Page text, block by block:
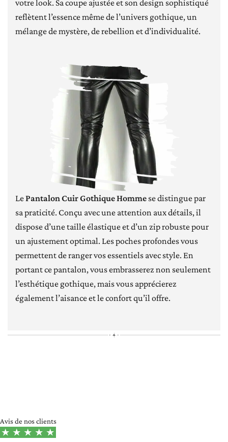
votre look. Sa coupe ajustée et son design sophistiqué
reflètent l’essence même de l’univers gothique, un
mélange de mystère, de rebellion et d’individualité.
LePantalon Cuir Gothique Homme se distingue par
sa praticité. Conçu avec une attention aux détails, il
dispose d’une taille élastique et d’un zip robuste pour
un ajustement optimal. Les poches profondes vous
permettent de ranger vos essentiels avec style. En
portant ce pantalon, vous embrasserez non seulement
l’esthétique gothique, mais vous apprécierez
également l’aisance et le confort qu’il offre.
Avis de nos clients